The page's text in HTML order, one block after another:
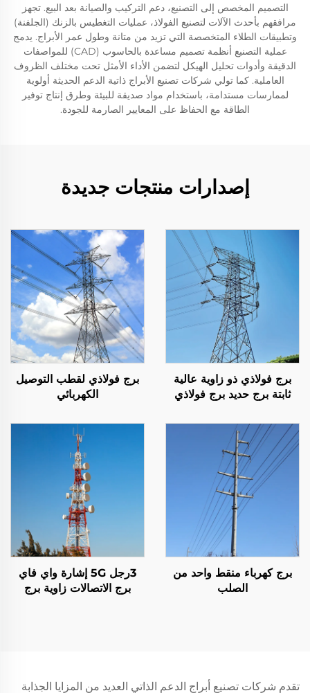
التصميم المخصص إلى التصنيع، دعم التركيب والصيانة بعد البيع. تجهز
مرافقهم بأحدث الآلات لتصنيع الفولاذ، عمليات التغطيس بالزنك (الجلفنة)
وتطبيقات الطلاء المتخصصة التي تزيد من متانة وطول عمر الأبراج. يدمج
عملية التصنيع أنظمة تصميم مساعدة بالحاسوب (CAD) للمواصفات
الدقيقة وأدوات تحليل الهيكل لتضمن الأداء الأمثل تحت مختلف الظروف
العاملية. كما تولي شركات تصنيع الأبراج ذاتية الدعم الحديثة أولوية
لممارسات مستدامة، باستخدام مواد صديقة للبيئة وطرق إنتاج توفير
الطاقة مع الحفاظ على المعايير الصارمة للجودة.
إصدارات منتجات جديدة
برج فولاذي ذو زاوية عالية
ثابتة برج حديد برج فولاذي
برج فولاذي لقطب التوصيل
الكهربائي
برج كهرباء منقط واحد من
الصلب
3رجل 5G إشارة واي فاي
برج الاتصالات زاوية برج
تقدم شركات تصنيع أبراج الدعم الذاتي العديد من المزايا الجذابة